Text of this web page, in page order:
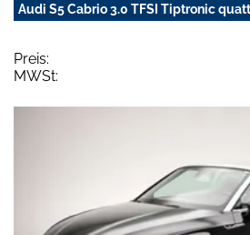
Audi S5 Cabrio 3.0 TFSI Tiptronic
Preis:
MWSt: